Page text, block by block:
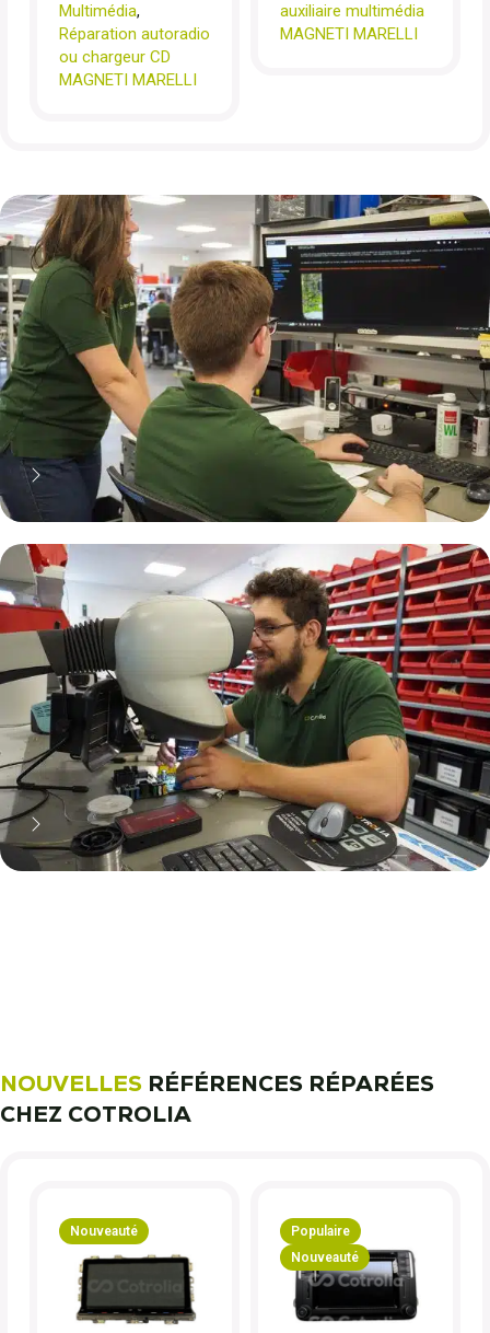
Multimédia,
Réparation autoradio
ou chargeur CD
MAGNETI MARELLI
auxiliaire multimédia
MAGNETI MARELLI
70% moins cher qu'une pièce
neuve... mais pas que !
Pourquoi réparer ?
NOUVELLES RÉFÉRENCES RÉPARÉES
CHEZ COTROLIA
Nouveauté
Populaire
Nouveauté